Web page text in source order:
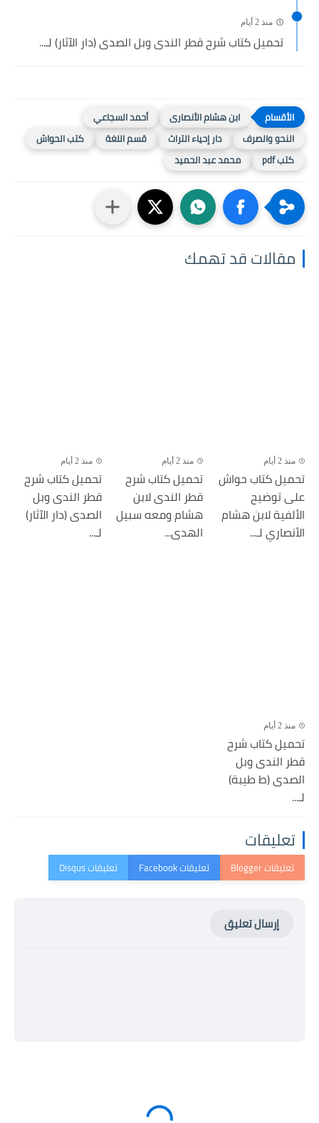
منذ 2 أيام
تحميل كتاب شرح قطر الندى وبل الصدى (دار الآثار) لـ...
ابن هشام الأنصارى
أحمد السجاعي
النحو والصرف
دار إحياء التراث قسم اللغة
كتب الحواش
كتب pdf
محمد عبد الحميد
مقالات قد تهمك
منذ 2 أيام
تحميل كتاب حواش
على توضيح
الألفية لابن هشام
الأنصاري لـ...
منذ 2 أيام
تحميل كتاب شرح
قطر الندى لابن
هشام ومعه سبيل
الهدى...
منذ 2 أيام
تحميل كتاب شرح
قطر الندى وبل
الصدى (دار الآثار)
لـ...
منذ 2 أيام
تحميل كتاب شرح
قطر الندى وبل
الصدى (ط طيبة)
لـ...
تعليقات
إرسال تعليق